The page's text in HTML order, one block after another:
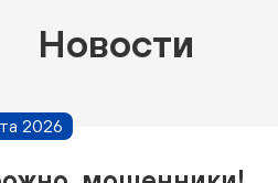
Новости
2026